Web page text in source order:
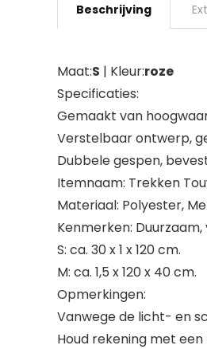
Beschrijving
Maat:S | Kleur:roze
Specificaties:
Gemaakt van
Verstelbaar ontwerp,
Dubbele gespen,
Itemnaam: Trekken
Materiaal: Polyester,
Kenmerken:
S: ca. 30 x 1 x 120 cm.
M: ca. 1,5 x 120 x 40 cm.
Opmerkingen:
Vanwege de licht- en
Houd rekening met